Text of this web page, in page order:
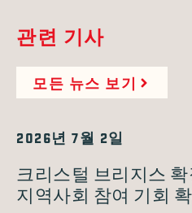
관련 기사
모든 뉴스 보기
2026년 7월 2일
크리스털 브리지스
지역사회 참여 기회